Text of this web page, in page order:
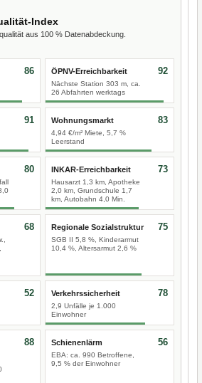
Index
aus 100 % Datenabdeckung.
86 ÖPNV-Erreichbarkeit
Nächste Station 303 m, ca.
26 Abfahrten werktags
92
91 Wohnungsmarkt
4,94 €/m² Miete, 5,7 %
Leerstand
83
80 INKAR-Erreichbarkeit
Hausarzt 1,3 km, Apotheke
2,0 km, Grundschule 1,7
km, Autobahn 4,0 Min.
73
68 Regionale Sozialstruktur
SGB II 5,8 %, Kinderarmut
10,4 %, Altersarmut 2,6 %
75
52 Verkehrssicherheit
2,9 Unfälle je 1.000
Einwohner
78
88 Schienenlärm
EBA: ca. 990 Betroffene,
9,5 % der Einwohner
56